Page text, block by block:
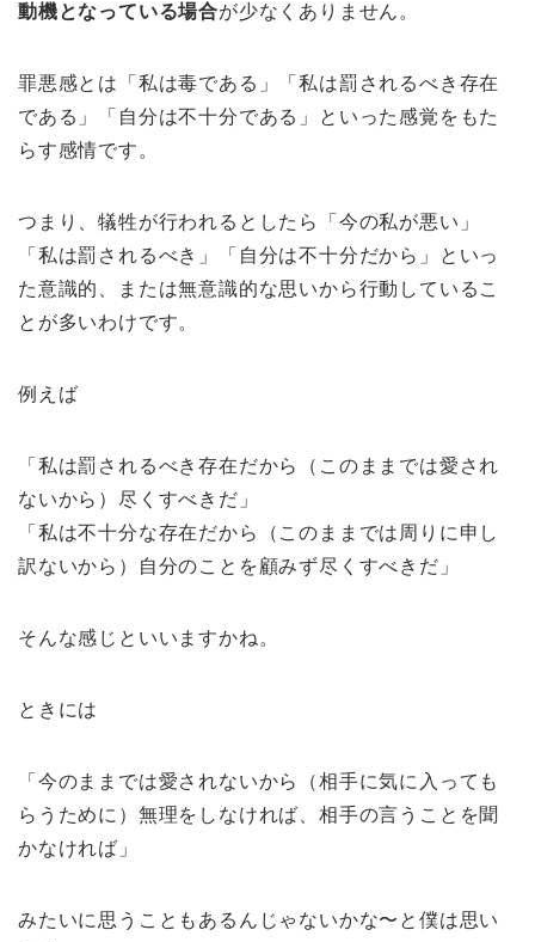
動機となっている場合が少なくありません。
罪悪感とは「私は毒である」「私は罰されるべき存在
である」「自分は不十分である」といった感覚をもた
らす感情です。
つまり、犠牲が行われるとしたら「今の私が悪い」
「私は罰されるべき」「自分は不十分だから」といっ
た意識的、または無意識的な思いから行動しているこ
とが多いわけです。
例えば
「私は罰されるべき存在だから（このままでは愛され
ないから）尽くすべきだ」
「私は不十分な存在だから（このままでは周りに申し
訳ないから）自分のことを顧みず尽くすべきだ」
そんな感じといいますかね。
ときには
「今のままでは愛されないから（相手に気に入っても
らうために）無理をしなければ、相手の言うことを聞
かなければ」
みたいに思うこともあるんじゃないかな〜と僕は思い